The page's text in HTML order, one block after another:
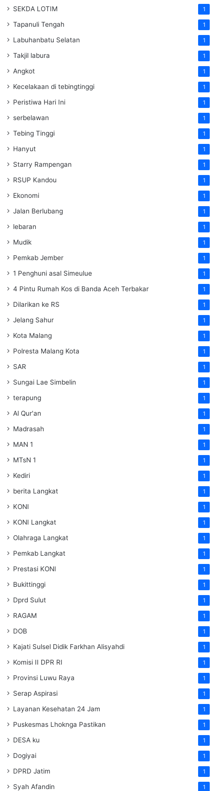
SEKDA LOTIM 1
Tapanuli Tengah 1
Labuhanbatu Selatan 1
Takjil labura 1
Angkot 1
Kecelakaan di tebingtinggi 1
Peristiwa Hari Ini 1
serbelawan 1
Tebing Tinggi 1
Hanyut 1
Starry Rampengan 1
RSUP Kandou 1
Ekonomi 1
Jalan Berlubang 1
lebaran 1
Mudik 1
Pemkab Jember 1
1 Penghuni asal Simeulue 1
4 Pintu Rumah Kos di Banda Aceh Terbakar 1
Dilarikan ke RS 1
Jelang Sahur 1
Kota Malang 1
Polresta Malang Kota 1
SAR 1
Sungai Lae Simbelin 1
terapung 1
Al Qur'an 1
Madrasah 1
MAN 1 1
MTsN 1 1
Kediri 1
berita Langkat 1
KONI 1
KONI Langkat 1
Olahraga Langkat 1
Pemkab Langkat 1
Prestasi KONI 1
Bukittinggi 1
Dprd Sulut 1
RAGAM 1
DOB 1
Kajati Sulsel Didik Farkhan Alisyahdi 1
Komisi II DPR RI 1
Provinsi Luwu Raya 1
Serap Aspirasi 1
Layanan Kesehatan 24 Jam 1
Puskesmas Lhoknga Pastikan 1
DESA ku 1
Dogiyai 1
DPRD Jatim 1
Syah Afandin 1